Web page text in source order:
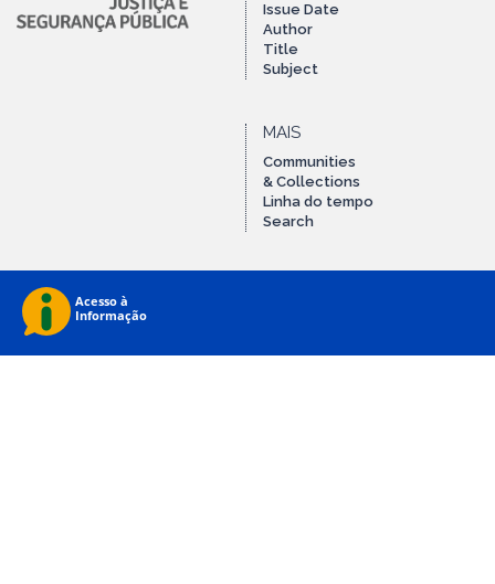
Issue Date
Author
Title
Subject
MAIS
Communities
& Collections
Linha do tempo
Search